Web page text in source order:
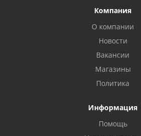
Компания
О компании
Новости
Вакансии
Магазины
Политика
Информация
Помощь